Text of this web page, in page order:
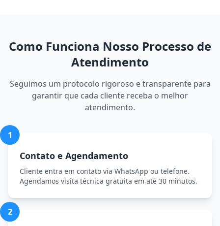
Como Funciona Nosso Processo de
Atendimento
Seguimos um protocolo rigoroso e transparente para
garantir que cada cliente receba o melhor
atendimento.
1
Contato e Agendamento
Cliente entra em contato via WhatsApp ou telefone.
Agendamos visita técnica gratuita em até 30 minutos.
2